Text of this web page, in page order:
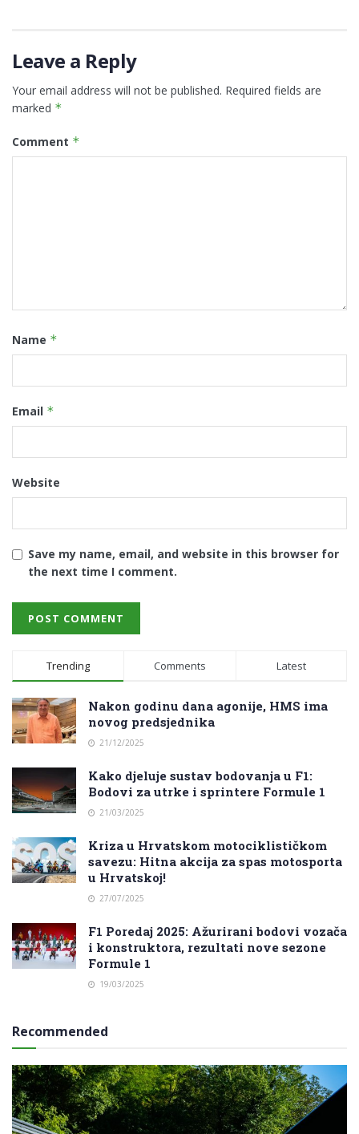
Leave a Reply
Your email address will not be published. Required fields are
marked *
Comment *
Name *
Email *
Website
Save my name, email, and website in this browser for
the next time I comment.
Trending Comments Latest
Nakon godinu dana agonije, HMS ima
novog predsjednika
21/12/2025
Kako djeluje sustav bodovanja u F1:
Bodovi za utrke i sprintere Formule 1
21/03/2025
Kriza u Hrvatskom motociklističkom
savezu: Hitna akcija za spas motosporta
u Hrvatskoj!
27/07/2025
F1 Poredaj 2025: Ažurirani bodovi vozača
i konstruktora, rezultati nove sezone
Formule 1
19/03/2025
Recommended